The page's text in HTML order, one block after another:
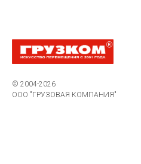
© 2004-2026
ООО "ГРУЗОВАЯ КОМПАНИЯ"